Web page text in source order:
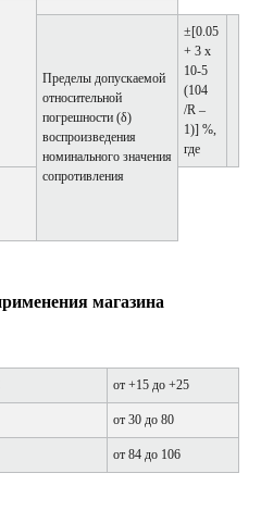
Пределы допускаемой
относительной
погрешности (δ)
воспроизведения
номинального значения
сопротивления
±[0.05
+ 3 х
10-5
(104
/R –
1)] %,
где
магазина
от +15 до +25
от 30 до 80
от 84 до 106